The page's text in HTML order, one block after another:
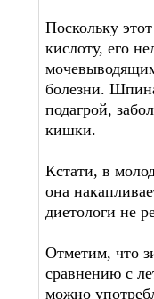
Поскольку
кислоту, его
болезни.
подагрой,
кишки.
Кстати, в
она
диетологи не
Отметим, что
сравнению с
можно